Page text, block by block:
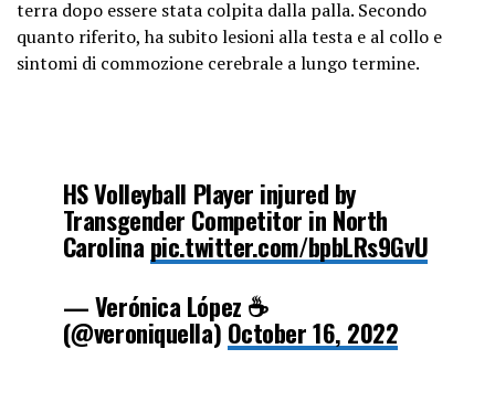
terra dopo essere stata colpita dalla palla. Secondo
quanto riferito, ha subito lesioni alla testa e al collo e
sintomi di commozione cerebrale a lungo termine.
HS Volleyball Player injured by
Transgender Competitor in North
Carolina pic.twitter.com/bpbLRs9GvU
— Verónica López ☕
(@veroniquella) October 16, 2022